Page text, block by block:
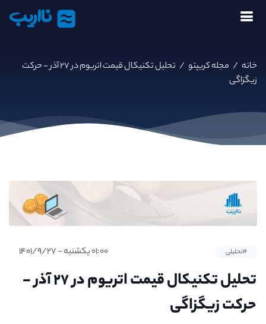
نااریب
خانه / مجله کریپتو /
تحلیل تکنیکال قیمت اتریوم در ۲۷ آذر - حرکت
زیگزاگی
#تحلیلی ۰۱:۰۰ یکشنبه - ۱۴۰۱/۹/۲۷
تحلیل تکنیکال قیمت اتریوم در ۲۷ آذر -
حرکت زیگزاگی